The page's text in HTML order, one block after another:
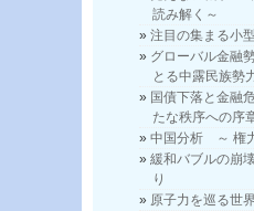
読み解く～
注目の集まる小
グローバル金融
とる中露民族勢
国債下落と金融
たな秩序への序
中国分析 ～ 権
緩和バブルの崩
り
原子力を巡る世